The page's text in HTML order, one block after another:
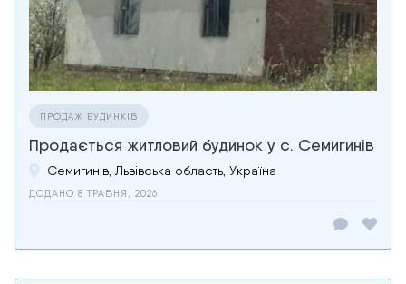
ПРОДАЖ БУДИНКІВ
Продається житловий будинок у с. Семигинів
Семигинів, Львівська область, Україна
ДОДАНО 8 ТРАВНЯ, 2026